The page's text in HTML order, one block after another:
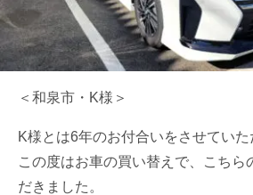
＜和泉市・K様＞
K様とは6年のお付合いをさせていた
この度はお車の買い替えで、こちら
だきました。